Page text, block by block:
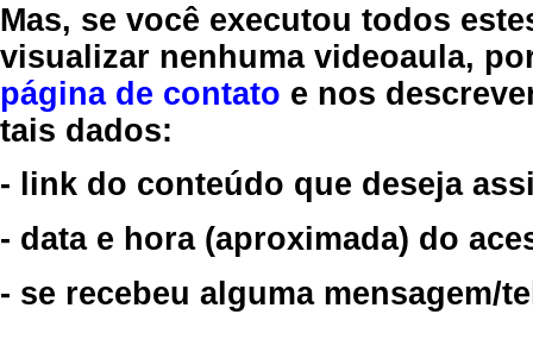
Mas, se você executou todos
visualizar nenhuma videoaula,
página de contato e nos
tais dados:
- link do conteúdo que deseja
- data e hora (aproximada) do
- se recebeu alguma mensagem/